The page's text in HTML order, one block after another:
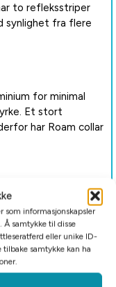
som informasjonskapsler
Å samtykke til disse
eller unike ID-
samtykke kan ha
to refleksstriper
synlighet fra flere
for minimal
Et stort
har Roam collar
blå, lilla og grønn.
XXXL.